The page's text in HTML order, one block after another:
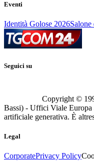
Eventi
Identità Golose 2026
Seguici su
Copyright ©
Bassi) - Uffici Viale
artificiale generativa. È
Legal
CorporatePrivacy Policy